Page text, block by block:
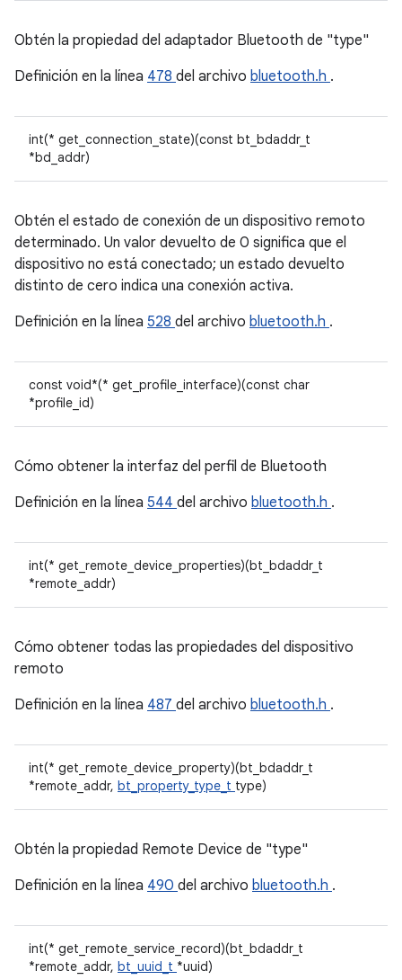
Obtén la propiedad del adaptador Bluetooth de "type"
Definición en la línea 478 del archivo bluetooth.h .
int(* get_connection_state)(const bt_bdaddr_t
*bd_addr)
Obtén el estado de conexión de un dispositivo remoto
determinado. Un valor devuelto de 0 significa que el
dispositivo no está conectado; un estado devuelto
distinto de cero indica una conexión activa.
Definición en la línea 528 del archivo bluetooth.h .
const void*(* get_profile_interface)(const char
*profile_id)
Cómo obtener la interfaz del perfil de Bluetooth
Definición en la línea 544 del archivo bluetooth.h .
int(* get_remote_device_properties)(bt_bdaddr_t
*remote_addr)
Cómo obtener todas las propiedades del dispositivo
remoto
Definición en la línea 487 del archivo bluetooth.h .
int(* get_remote_device_property)(bt_bdaddr_t
*remote_addr, bt_property_type_t type)
Obtén la propiedad Remote Device de "type"
Definición en la línea 490 del archivo bluetooth.h .
int(* get_remote_service_record)(bt_bdaddr_t
*remote_addr, bt_uuid_t *uuid)